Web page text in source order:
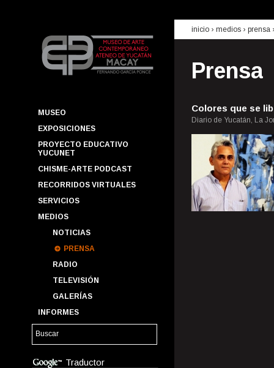
MUSEO
EXPOSICIONES
PROYECTO EDUCATIVO
YUCUNET
CHISME-ARTE PODCAST
RECORRIDOS VIRTUALES
SERVICIOS
MEDIOS
NOTICIAS
PRENSA
RADIO
TELEVISIÓN
GALERÍAS
INFORMES
Traductor
inicio › medios › prensa
Prensa
Colores que se
Diario de Yucatán, La